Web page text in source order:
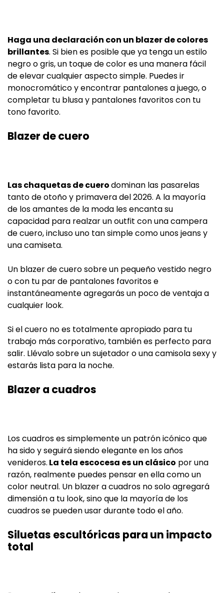
Haga una declaración con un blazer de colores
brillantes. Si bien es posible que ya tenga un estilo
negro o gris, un toque de color es una manera fácil
de elevar cualquier aspecto simple. Puedes ir
monocromático y encontrar pantalones a juego, o
completar tu blusa y pantalones favoritos con tu
tono favorito.
Blazer de cuero
Las chaquetas de cuerodominan las pasarelas
tanto de otoño y primavera del 2026. A la mayoría
de los amantes de la moda les encanta su
capacidad para realzar un outfit con una campera
de cuero, incluso uno tan simple como unos jeans y
una camiseta.
Un blazer de cuero sobre un pequeño vestido negro
o con tu par de pantalones favoritos e
instantáneamente agregarás un poco de ventaja a
cualquier look.
Si el cuero no es totalmente apropiado para tu
trabajo más corporativo, también es perfecto para
salir. Llévalo sobre un sujetador o una camisola sexy y
estarás lista para la noche.
Blazer a cuadros
Los cuadros es simplemente un patrón icónico que
ha sido y seguirá siendo elegante en los años
venideros. La tela escocesa es un clásico por una
razón, realmente puedes pensar en ella como un
color neutral. Un blazer a cuadros no solo agregará
dimensión a tu look, sino que la mayoría de los
cuadros se pueden usar durante todo el año.
Siluetas escultóricas para un impacto
total